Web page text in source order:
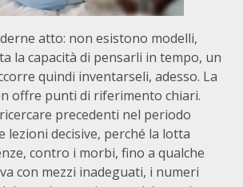
atto: non esistono modelli,
la capacità di pensarli in tempo, un
quindi inventarseli, adesso. La
offre punti di riferimento chiari.
precedenti nel periodo
lezioni decisive, perché la lotta
contro i morbi, fino a qualche
con mezzi inadeguati, i numeri